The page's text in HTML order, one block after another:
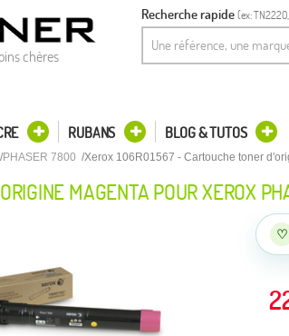
chères
Recherche rapide (ex: TN2220,
RUBANS BLOG & TUTOS
PHASER 7800 Xerox 106R01567 - Cartouche toner
MAGENTA POUR XEROX
♡